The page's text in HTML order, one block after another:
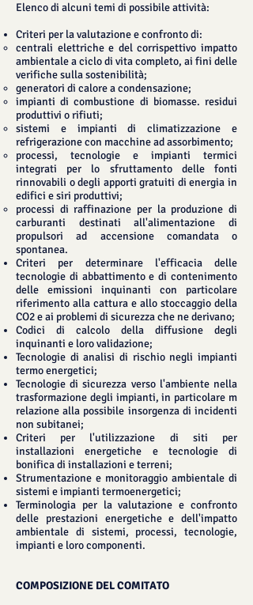
Elenco di alcuni temi di possibile attività:
Criteri per la valutazione e confronto di:
centrali elettriche e del corrispettivo impatto
ambientale a ciclo di vita completo, ai fini delle
verifiche sulla sostenibilità;
generatori di calore a condensazione;
impianti di combustione di biomasse. residui
produttivi o rifiuti;
sistemi e impianti di climatizzazione e
refrigerazione con macchine ad assorbimento;
processi, tecnologie e impianti termici
integrati per lo sfruttamento delle fonti
rinnovabili o degli apporti gratuiti di energia in
edifici e siri produttivi;
processi di raffinazione per la produzione di
carburanti destinati all'alimentazione di
propulsori ad accensione comandata o
spontanea.​
Criteri per determinare l'efficacia delle
tecnologie di abbattimento e di contenimento
delle emissioni inquinanti con particolare
riferimento alla cattura e allo stoccaggio della
CO2 e ai problemi di sicurezza che ne derivano;
Codici di calcolo della diffusione degli
inquinanti e loro validazione;
Tecnologie di analisi di rischio negli impianti
termo energetici;
Tecnologie di sicurezza verso l'ambiente nella
trasformazione degli impianti, in particolare m
relazione alla possibile insorgenza di incidenti
non subitanei;
Criteri per l'utilizzazione di siti per
installazioni energetiche e tecnologie di
bonifica di installazioni e terreni;
Strumentazione e monitoraggio ambientale di
sistemi e impianti termoenergetici;
Terminologia per la valutazione e confronto
delle prestazioni energetiche e dell'impatto
ambientale di sistemi, processi, tecnologie,
impianti e loro componenti.
COMPOSIZIONE DEL COMITATO